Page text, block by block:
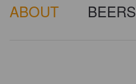
ABOUT BEERS